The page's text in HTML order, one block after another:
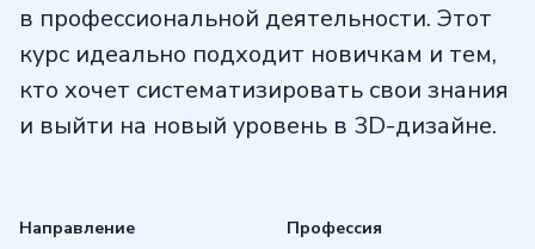
в профессиональной деятельности. Этот
курс идеально подходит новичкам и тем,
кто хочет систематизировать свои знания
и выйти на новый уровень в 3D-дизайне.
Направление Профессия